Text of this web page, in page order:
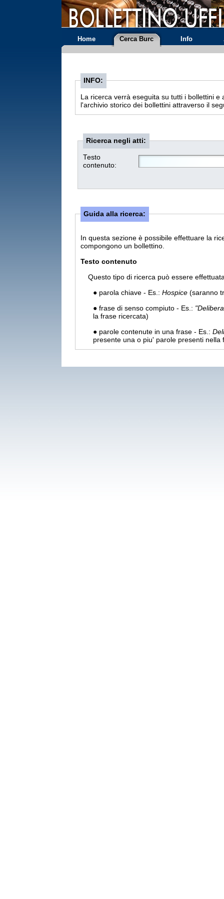
Home Cerca Burc Info
INFO:
La ricerca verrà eseguita su tutti i bollettini e atti a partire
l'archivio storico dei bollettini attraverso il
Ricerca negli atti:
Testo
contenuto:
Guida alla ricerca:
In questa sezione è possibile effettuare la
compongono un bollettino.
Testo contenuto
Questo tipo di ricerca può essere
● parola chiave - Es.: Hospice (saranno
● frase di senso compiuto - Es.:
la frase ricercata)
● parole contenute in una frase - Es.:
presente una o piu' parole presenti nella